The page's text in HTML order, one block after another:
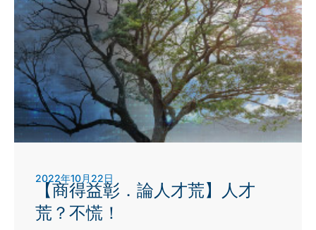
2022年10月22日
【商得益彰．論人才荒】人才
荒？不慌！